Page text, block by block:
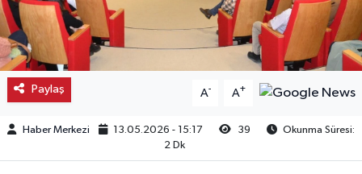
Paylaş A- A+
Haber Merkezi 13.05.2026 - 15:17 39
Okunma Süresi:
2 Dk
Laçin
Mecitözü